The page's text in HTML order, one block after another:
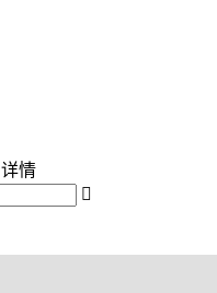
详情
